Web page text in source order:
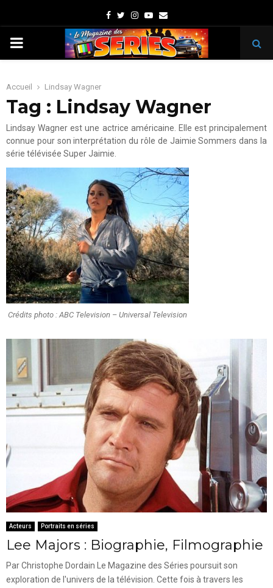
Facebook
TwitterInstagram
Youtube
Email
PRIMARY
Accueil Lindsay Wagner
Tag : Lindsay Wagner
Lindsay Wagner est une actrice américaine. Elle est principalement
connue pour son interprétation du rôle de Jaimie Sommers dans la
série télévisée Super Jaimie.
Crédits photo : ABC Television – Universal Television
Acteurs Portraits en séries
Lee Majors : Biographie, Filmographie
Par Christophe Dordain Le Magazine des Séries poursuit son
exploration de l'univers de la télévision. Cette fois à travers les